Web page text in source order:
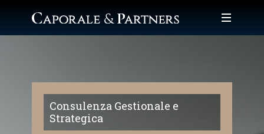
Formazione Finanziata
Consulenza Gestionale e
Strategica